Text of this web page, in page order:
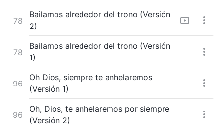
78
Bailamos alrededor del trono (Versión
2)
78
Bailamos alrededor del trono (Versión
1)
96
Oh Dios, siempre te anhelaremos
(Versión 1)
96
Oh, Dios, te anhelaremos por siempre
(Versión 2)